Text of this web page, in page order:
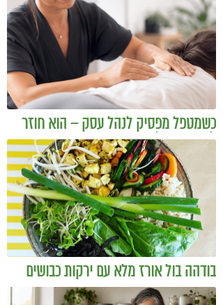
כשמטפל מפסיק לנהל עסק – הוא חוזר
להיות מטפל
בודהה בול אורז מלא עם ירקות כבושים
ומקושקשת טופו